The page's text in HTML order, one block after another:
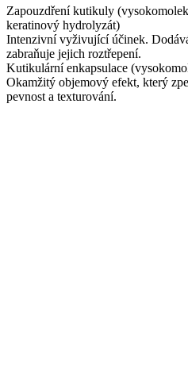
Zapouzdření kutikuly
keratinový hydrolyzát)
Intenzivní vyživující účinek.
zabraňuje jejich roztřepení.
Kutikulární enkapsulace
Okamžitý objemový efekt, který
pevnost a texturování.